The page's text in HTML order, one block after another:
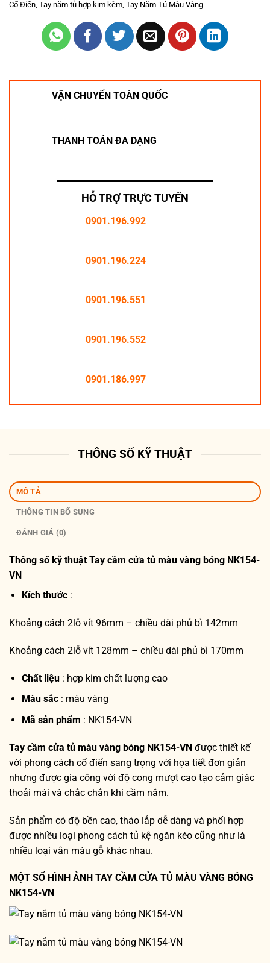
Cổ Điển, Tay nắm tủ hợp kim kẽm, Tay Nắm Tủ Màu Vàng
VẬN CHUYỂN TOÀN QUỐC
THANH TOÁN ĐA DẠNG
HỖ TRỢ TRỰC TUYẾN
0901.196.992
0901.196.224
0901.196.551
0901.196.552
0901.186.997
THÔNG SỐ KỸ THUẬT
MÔ TẢ
THÔNG TIN BỔ SUNG
ĐÁNH GIÁ (0)
Thông số kỹ thuật Tay cầm cửa tủ màu vàng bóng NK154-
VN
Kích thước:
Khoảng cách 2lỗ vít 96mm – chiều dài phủ bì 142mm
Khoảng cách 2lỗ vít 128mm – chiều dài phủ bì 170mm
Chất liệu: hợp kim chất lượng cao
Màu sắc: màu vàng
Mã sản phẩm : NK154-VN
Tay cầm cửa tủ màu vàng bóng NK154-VN được thiết kế
với phong cách cổ điển sang trọng với họa tiết đơn giản
nhưng được gia công với độ cong mượt cao tạo cảm giác
thoải mái và chắc chắn khi cầm nắm.
Sản phẩm có độ bền cao, tháo lắp dễ dàng và phối hợp
được nhiều loại phong cách tủ kệ ngăn kéo cũng như là
nhiều loại vân màu gỗ khác nhau.
MỘT SỐ HÌNH ẢNH TAY CẦM CỬA TỦ MÀU VÀNG BÓNG
NK154-VN